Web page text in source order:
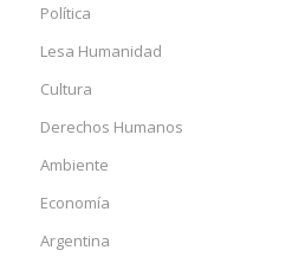
Política
Lesa Humanidad
Cultura
Derechos Humanos
Ambiente
Economía
Argentina